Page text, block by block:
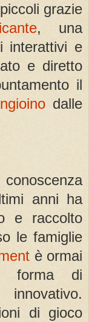
grazie
, una
interattivi e
e diretto
il
dalle
anni ha
e raccolto
le famiglie
è ormai
forma di
di gioco